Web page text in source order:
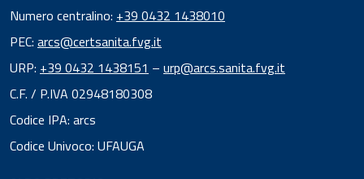
Numero centralino: +39 0432 1438010
PEC: arcs@certsanita.fvg.it
URP: +39 0432 1438151 – urp@arcs.sanita.fvg.it
C.F. / P.IVA 02948180308
Codice IPA: arcs
Codice Univoco: UFAUGA